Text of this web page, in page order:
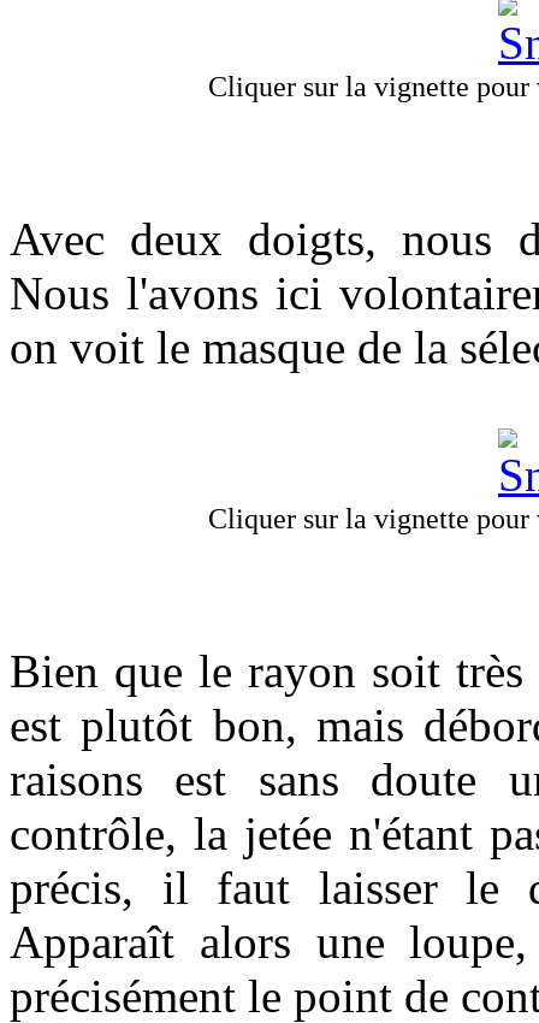
Cliquer sur la vignette
Avec deux doigts, nous
Nous l'avons ici
on voit le masque de la
Cliquer sur la vignette
Bien que le rayon soit très
est plutôt bon, mais
raisons est sans doute
contrôle, la jetée n'étant
précis, il faut laisser le
Apparaît alors une
précisément le point de